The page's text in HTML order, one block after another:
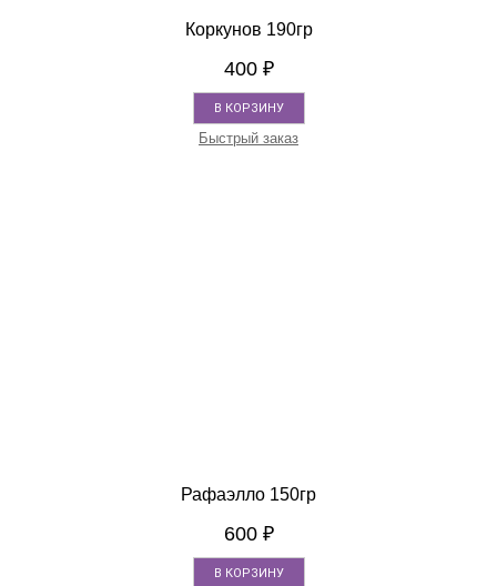
Коркунов 190гр
400 ₽
В КОРЗИНУ
Быстрый заказ
Рафаэлло 150гр
600 ₽
В КОРЗИНУ